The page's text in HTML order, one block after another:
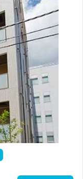
永田町へ隣接しており、
です。 赤坂駅の乗り入
内各所へのアクセスが良
要駅へ10分程で行くこ
す。また同じエリア内に
・丸ノ内線が乗り入れて
、その歴史は江戸時代の
へと姿を変え、その高級
年でも赤坂駅前の赤坂5
続けています。
坂サカス」、TBSの旧社
造られました。
ブハウスの「マイナビ赤
場やコンサート、演劇
展した一面もあったこと